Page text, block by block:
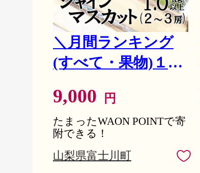
＼月間ランキング
(すべて・果物)１位
分 先行予約】頬張
る幸福感 〜緑の宝
石・ シャインマス
カット 〜 １ｋｇ以
9,000 円
たまったWAON POINTで寄
附できる！
山梨県富士川町